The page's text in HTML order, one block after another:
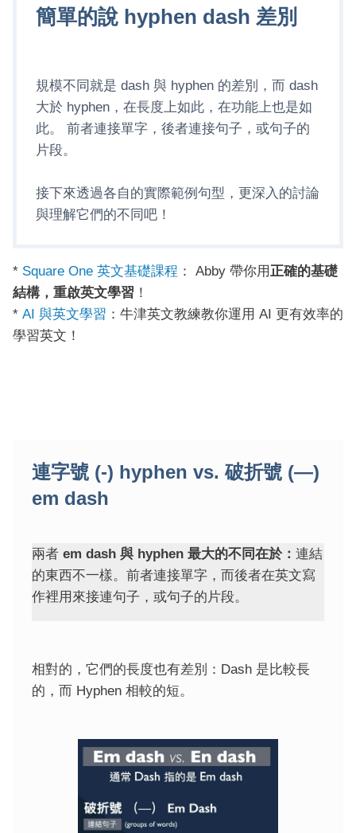
簡單的說 hyphen dash 差別
規模不同就是 dash 與 hyphen 的差別，而 dash
大於 hyphen，在長度上如此，在功能上也是如
此。 前者連接單字，後者連接句子，或句子的
片段。
接下來透過各自的實際範例句型，更深入的討論
與理解它們的不同吧！
* Square One 英文基礎課程 ： Abby 帶你用正確的基礎
結構，重啟英文學習 ！
* AI 與英文學習 ：牛津英文教練教你運用 AI 更有效率的
學習英文！
連字號 (-) hyphen vs. 破折號 (—)
em dash
兩者 em dash 與 hyphen 最大的不同在於： 連結
的東西不一樣。前者連接單字，而後者在英文寫
作裡用來接連句子，或句子的片段。
相對的，它們的長度也有差別：Dash 是比較長
的，而 Hyphen 相較的短。